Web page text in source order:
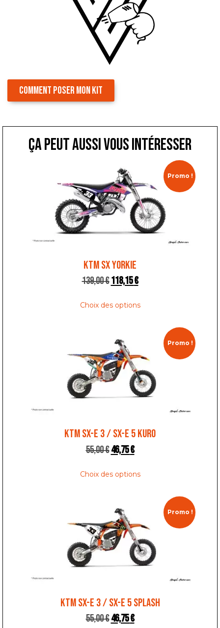
COMMENT POSER MON KIT
ça peut aussi vous intéresser
Promo !
KTM SX YORKIE
139,00€118,15€
Choix des options
Promo !
KTM SX-E 3 / SX-E 5 KURO
55,00€46,75€
Choix des options
Promo !
KTM SX-E 3 / SX-E 5 SPLASH
55,00€46,75€